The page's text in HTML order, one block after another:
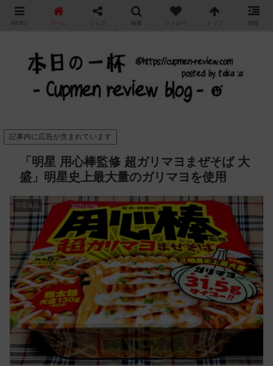
カップ麺の新商品をレビュー / アレンジするブログ
記事内に広告が含まれています
「明星 用心棒監修 超ガリマヨまぜそば 大
盛」明星史上最大量のガリマヨを使用
明星食品
MENU ホーム シェア 検索 フォロー トップ 情報